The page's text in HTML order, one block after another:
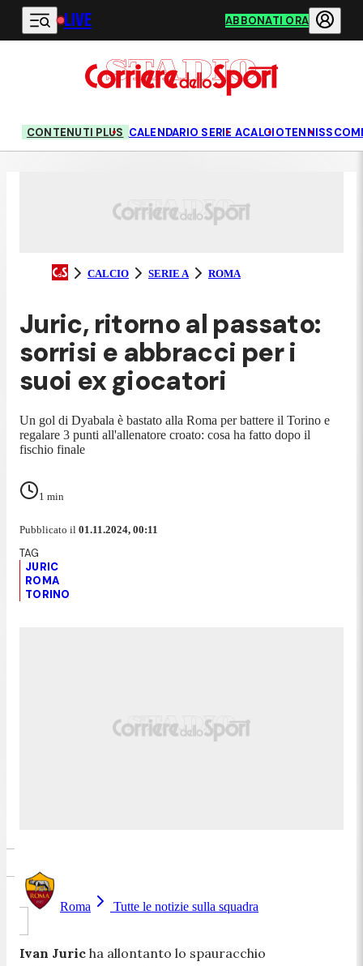
Vai al contenuto principale
LIVE ABBONATI ORA
CONTENUTI PLUS CALENDARIO SERIE ACALCIOTENNIS
CALCIO SERIE A ROMA
Juric, ritorno al passato:
sorrisi e abbracci per i
suoi ex giocatori
Un gol di Dyabala è bastato alla Roma per battere il Torino e
regalare 3 punti all'allenatore croato: cosa ha fatto dopo il
fischio finale
1 min
Pubblicato il 01.11.2024, 00:11
JURIC
ROMA
TORINO
Roma Tutte le notizie sulla squadra
Ivan Juric ha allontanto lo spauracchio